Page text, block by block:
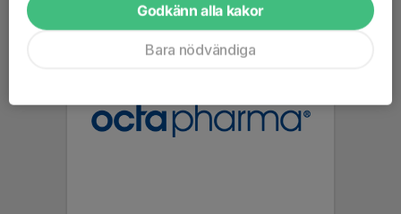
Godkänn alla kakor
Bara nödvändiga